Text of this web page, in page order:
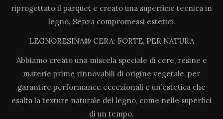
riprogettato il parquet e creato una superficie tecnica in
legno. Senza compromessi estetici.
LEGNORESINA® CERA: FORTE, PER NATURA
Abbiamo creato una miscela speciale di cere, resine e
materie prime rinnovabili di origine vegetale, per
garantire performance eccezionali e un’estetica che
esalta la texture naturale del legno, come nelle superfici
di un tempo.